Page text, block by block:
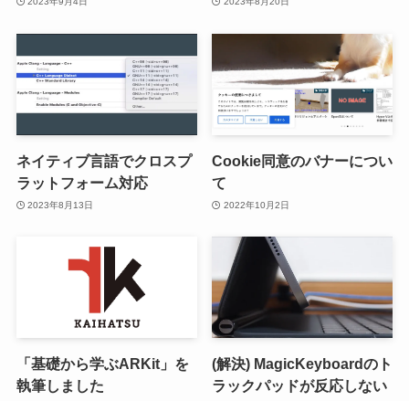
ネイティブ言語でクロスプ
ラットフォーム対応
2023年8月13日
Cookie同意のバナーについ
て
2022年10月2日
「基礎から学ぶARKit」を
執筆しました
(解決) MagicKeyboardのト
ラックパッドが反応しない